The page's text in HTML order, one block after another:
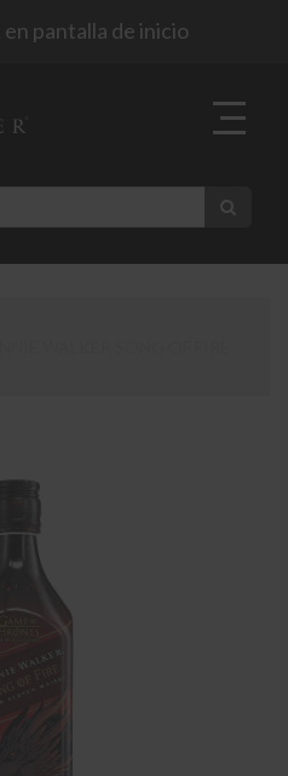
en pantalla de inicio